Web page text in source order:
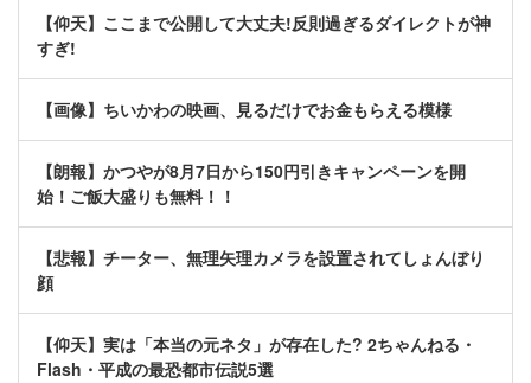
【仰天】ここまで公開して大丈夫!反則過ぎるダイレクトが神
すぎ!
【画像】ちいかわの映画、見るだけでお金もらえる模様
【朗報】かつやが8月7日から150円引きキャンペーンを開
始！ご飯大盛りも無料！！
【悲報】チーター、無理矢理カメラを設置されてしょんぼり
顔
【仰天】実は「本当の元ネタ」が存在した? 2ちゃんねる・
Flash・平成の最恐都市伝説5選